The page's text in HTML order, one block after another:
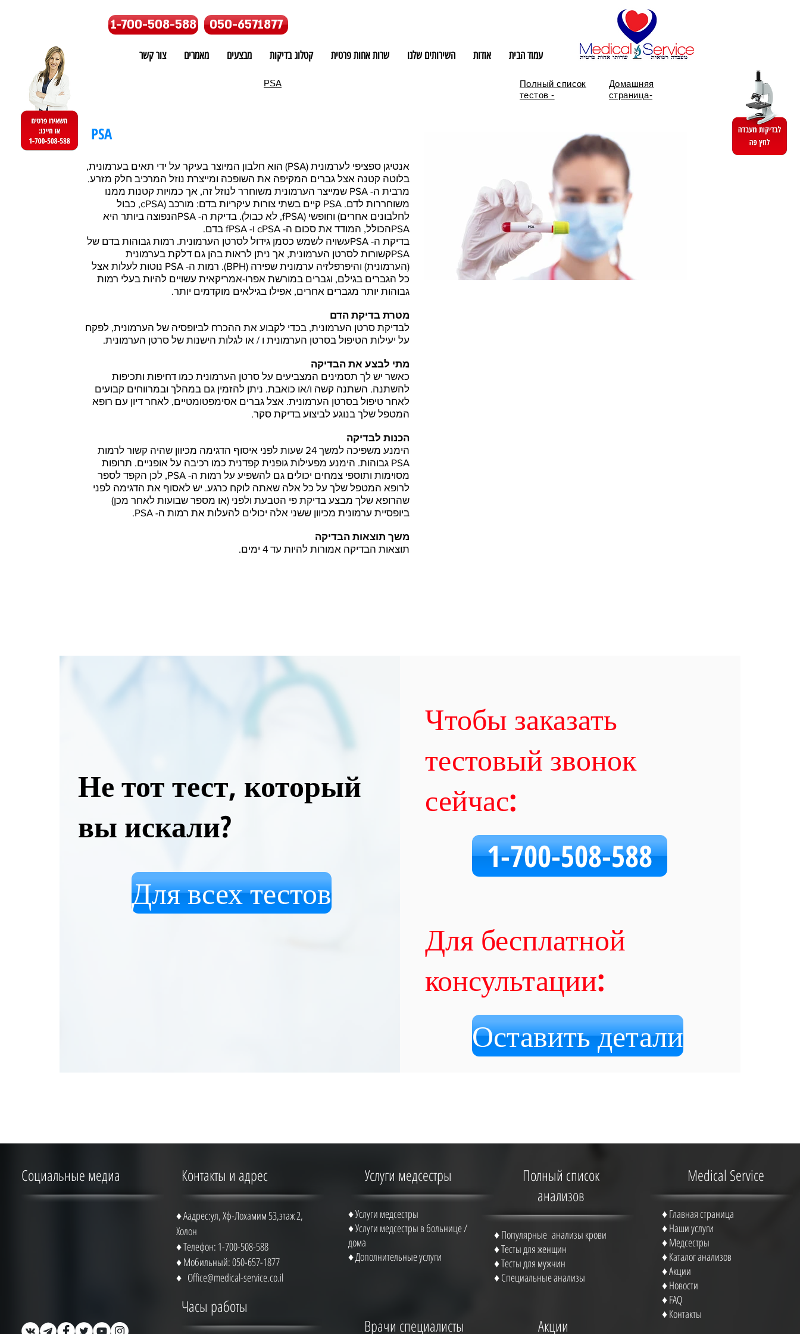
1-700-508-588 050-6571877
עמוד הבית אודות השירותים שלנו שרות אחות פרטית קטלוג בדיקות מבצעים מאמרים צור קשר
PSA
Полный список
тестов -
Домашняя
страница-
PSA
אנטיגן ספציפי לערמונית (PSA) הוא חלבון המיוצר בעיקר על ידי תאים בערמונית,
בלוטה קטנה אצל גברים המקיפה את השופכה ומייצרת נוזל המרכיב חלק מזרע.
מרבית ה- PSA שמייצר הערמונית משוחרר לנוזל זה, אך כמויות קטנות ממנו
משוחררות לדם. PSA קיים בשתי צורות עיקריות בדם: מורכב (cPSA, כבול
לחלבונים אחרים) וחופשי (fPSA, לא כבול). בדיקת ה- PSAהנפוצה ביותר היא
PSAהכולל, המודד את סכום ה- cPSA ו- fPSA בדם.
בדיקת ה- PSAעשויה לשמש כסמן גידול לסרטן הערמונית. רמות גבוהות בדם של
PSAקשורות לסרטן הערמונית, אך ניתן לראות בהן גם דלקת בערמונית
(הערמונית) והיפרפלזיה ערמונית שפירה (BPH). רמות ה- PSA נוטות לעלות אצל
כל הגברים בגילם, וגברים במורשת אפרו-אמריקאית עשויים להיות בעלי רמות
גבוהות יותר מגברים אחרים, אפילו בגילאים מוקדמים יותר.
מטרת בדיקת הדם
לבדיקת סרטן הערמונית, בכדי לקבוע את ההכרח לביופסיה של הערמונית, לפקח
על יעילות הטיפול בסרטן הערמונית ו / או לגלות הישנות של סרטן הערמונית.
מתי לבצע את הבדיקה
כאשר יש לך תסמינים המצביעים על סרטן הערמונית כמו דחיפות ותכיפות
להשתנה. השתנה קשה ו/או כואבת. ניתן להזמין גם במהלך ובמרווחים קבועים
לאחר טיפול בסרטן הערמונית. אצל גברים אסימפטומטיים, לאחר דיון עם רופא
המטפל שלך בנוגע לביצוע בדיקת סקר.
הכנות לבדיקה
הימנע משפיכה למשך 24 שעות לפני איסוף הדגימה מכיוון שהיה קשור לרמות
PSA גבוהות. הימנע מפעילות גופנית קפדנית כמו רכיבה על אופניים. תרופות
מסוימות ותוספי צמחים יכולים גם להשפיע על רמות ה- PSA, לכן הקפד לספר
לרופא המטפל שלך על כל אלה שאתה לוקח כרגע. יש לאסוף את הדגימה לפני
שהרופא שלך מבצע בדיקת פי הטבעת ולפני (או מספר שבועות לאחר מכן)
ביופסיית ערמונית מכיוון ששני אלה יכולים להעלות את רמות ה- PSA.
משך תוצאות הבדיקה
תוצאות הבדיקה אמורות להיות עד 4 ימים.
Не тот тест, который
вы искали?
Для всех тестов
Чтобы заказать
тестовый звонок
сейчас:
1-700-508-588
Для бесплатной
консультации:
Оставить детали
Врачи специалисты
Социальные медиа Контакты и адрес
♦ Аадрес:ул, Хф-Лохамим 53,этаж 2,
Холон
♦ Телефон: 1-700-508-588
♦ Мобильный: 050-657-1877
♦ Office@medical-service.co.il
Часы работы
Услуги медсестры
♦ Услуги медсестры
♦ Услуги медсестры в больнице /
дома
♦ Дополнительные услуги
Полный список
анализов
♦ Популярные анализы крови
♦ Тесты для женщин
♦ Тесты для мужчин
♦ Специальные анализы
Акции
Medical Service
♦Главная страница
♦Наши услуги
♦ Медсестры
♦ Каталог анализов
♦Акции
♦Новости
♦FAQ
♦Контакты